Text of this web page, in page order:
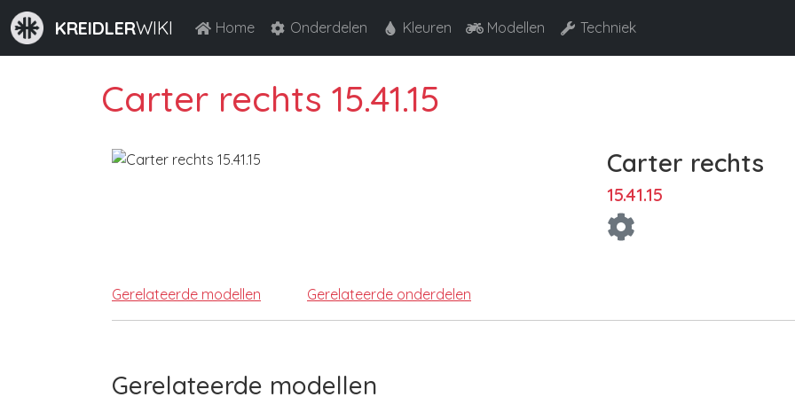
KREIDLERWIKI Home Onderdelen Kleuren Modellen Techniek
Carter rechts 15.41.15
Carter rechts
15.41.15
Gerelateerde modellen Gerelateerde onderdelen
Gerelateerde modellen